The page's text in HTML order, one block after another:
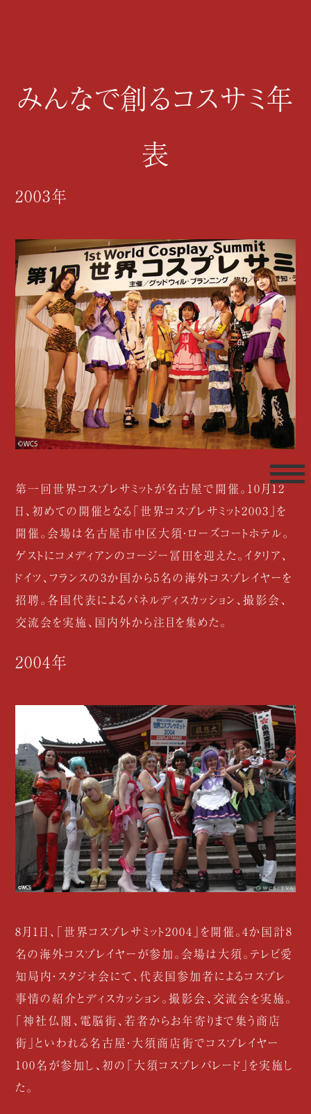
みんなで創るコスサミ年
表
2003年
第一回世界コスプレサミットが名古屋で開催。10月12
日、初めての開催となる「世界コスプレサミット2003」を
開催。会場は名古屋市中区大須・ローズコートホテル。
ゲストにコメディアンのコージー冨田を迎えた。イタリア、
ドイツ、フランスの3か国から5名の海外コスプレイヤーを
招聘。各国代表によるパネルディスカッション、撮影会、
交流会を実施、国内外から注目を集めた。
2004年
8月1日、「世界コスプレサミット2004」を開催。4か国計8
名の海外コスプレイヤーが参加。会場は大須。テレビ愛
知局内・スタジオ会にて、代表国参加者によるコスプレ
事情の紹介とディスカッション。撮影会、交流会を実施。
「神社仏閣、電脳街、若者からお年寄りまで集う商店
街」といわれる名古屋・大須商店街でコスプレイヤー
100名が参加し、初の「大須コスプレパレード」を実施し
た。